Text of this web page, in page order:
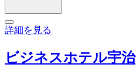
詳細を見る
ビジネスホテル宇治